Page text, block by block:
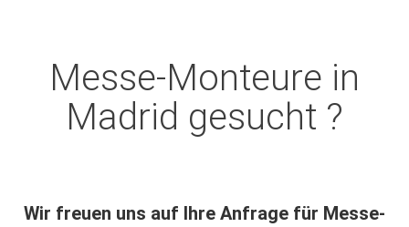
Messe-Monteure in
Madrid gesucht ?
Wir freuen uns auf Ihre Anfrage für Messe-